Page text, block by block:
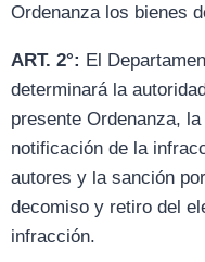
Ordenanza los bienes
ART. 2°: El
determinará la
presente Ordenanza,
notificación de la
autores y la sanción
decomiso y retiro del
infracción.